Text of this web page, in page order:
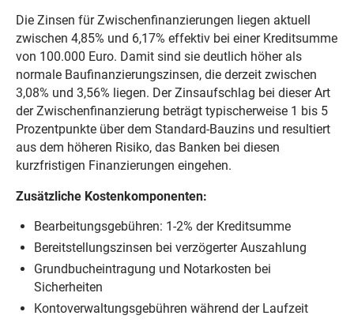
Die Zinsen für Zwischenfinanzierungen liegen aktuell
zwischen 4,85% und 6,17% effektiv bei einer Kreditsumme
von 100.000 Euro. Damit sind sie deutlich höher als
normale Baufinanzierungszinsen, die derzeit zwischen
3,08% und 3,56% liegen. Der Zinsaufschlag bei dieser Art
der Zwischenfinanzierung beträgt typischerweise 1 bis 5
Prozentpunkte über dem Standard-Bauzins und resultiert
aus dem höheren Risiko, das Banken bei diesen
kurzfristigen Finanzierungen eingehen.
Zusätzliche Kostenkomponenten:
Bearbeitungsgebühren: 1-2% der Kreditsumme
Bereitstellungszinsen bei verzögerter Auszahlung
Grundbucheintragung und Notarkosten bei
Sicherheiten
Kontoverwaltungsgebühren während der Laufzeit